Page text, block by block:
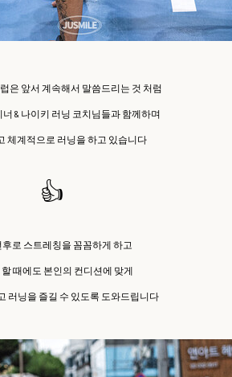
은 앞서 계속해서 말씀드리는 것 처럼
& 나이키 러닝 코치님들과 함께하며
체계적으로 러닝을 하고 있습니다
👍
후로 스트레칭을 꼼꼼하게 하고
때에도 본인의 컨디션에 맞게
러닝을 즐길 수 있도록 도와드립니다